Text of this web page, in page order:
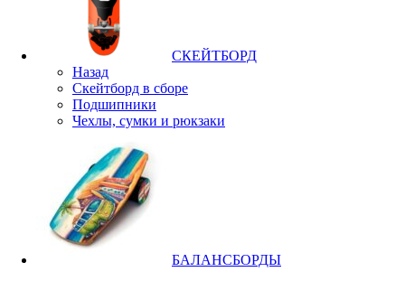
СКЕЙТБОРД
Назад
Скейтборд в сборе
Подшипники
Чехлы, сумки и рюкзаки
БАЛАНСБОРДЫ